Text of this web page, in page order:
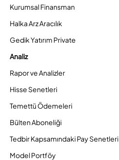
Kurumsal Finansman
Halka Arz Aracılık
Gedik Yatırım Private
Analiz
Rapor ve Analizler
Hisse Senetleri
Temettü Ödemeleri
Bülten Aboneliği
Tedbir Kapsamındaki Pay Senetleri
Model Portföy